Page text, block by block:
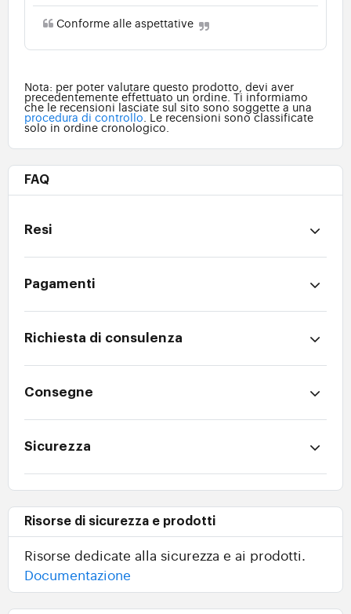
Conforme alle aspettative
Nota: per poter valutare questo prodotto, devi aver
precedentemente effettuato un ordine. Ti informiamo
che le recensioni lasciate sul sito sono soggette a una
procedura di controllo . Le recensioni sono classificate
solo in ordine cronologico.
FAQ
Resi
Pagamenti
Richiesta di consulenza
Consegne
Sicurezza
Risorse di sicurezza e prodotti
Risorse dedicate alla sicurezza e ai prodotti.
Documentazione